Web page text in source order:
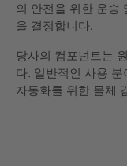
의 안전을 위한 운송
을 결정합니다.
당사의 컴포넌트는
다. 일반적인 사용
자동화를 위한 물체